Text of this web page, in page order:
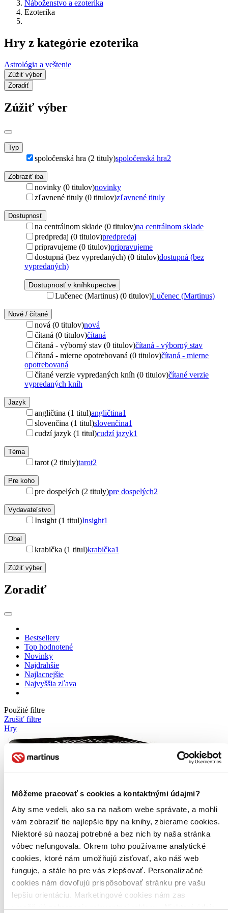
Môžeme pracovať s cookies a kontaktnými údajmi?
Aby sme vedeli, ako sa na našom webe správate, a mohli
vám zobraziť tie najlepšie tipy na knihy, zbierame cookies.
Niektoré sú naozaj potrebné a bez nich by naša stránka
vôbec nefungovala. Okrem toho používame analytické
cookies, ktoré nám umožňujú zisťovať, ako náš web
funguje, a stále ho pre vás zlepšovať. Personalizačné
cookies nám dovoľujú prispôsobovať stránku pre vašu
lepšiu orientáciu. Marketingové cookies nám zas
Náboženstvo a ezoterika
Ezoterika
Hry z kategórie ezoterika
Astrológia a veštenie
Zúžiť výber
Zoradiť
Zúžiť výber
Typ
spoločenská hra (2 tituly)spoločenská hra2
Zobraziť iba
novinky (0 titulov)novinky
zľavnené tituly (0 titulov)zľavnené tituly
Dostupnosť
na centrálnom sklade (0 titulov)na centrálnom sklade
predpredaj (0 titulov)predpredaj
pripravujeme (0 titulov)pripravujeme
dostupná (bez vypredaných) (0 titulov)dostupná (bez
vypredaných)
Dostupnosť v kníhkupectve
Lučenec (Martinus) (0 titulov)Lučenec (Martinus)
Nové / čítané
nová (0 titulov)nová
čítaná (0 titulov)čítaná
čítaná - výborný stav (0 titulov)čítaná - výborný stav
čítaná - mierne opotrebovaná (0 titulov)čítaná - mierne
opotrebovaná
čítané verzie vypredaných kníh (0 titulov)čítané verzie
vypredaných kníh
Jazyk
angličtina (1 titul)angličtina1
slovenčina (1 titul)slovenčina1
cudzí jazyk (1 titul)cudzí jazyk1
Téma
tarot (2 tituly)tarot2
Pre koho
pre dospelých (2 tituly)pre dospelých2
Vydavateľstvo
Insight (1 titul)Insight1
Obal
krabička (1 titul)krabička1
Zúžiť výber
Zoradiť
Bestsellery
Top hodnotené
Novinky
Najdrahšie
Najlacnejšie
Najvyššia zľava
Použité filtre
Zrušiť filtre
Hry